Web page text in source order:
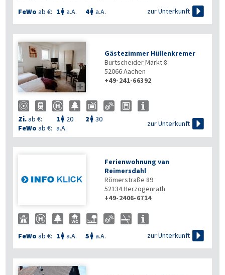
FeWo ab €: 1  a.A. 4 a.A. zur Unterkunft 

Gästezimmer Hüllenkremer
Burtscheider Markt 8
52066Aachen
+49-241-66392
Zi.ab €: 1  20 2  30
FeWo ab €: a.A.
zur Unterkunft 
Ferienwohnung van
Reimersdahl
Römerstraße 89
52134Herzogenrath
+49-2406-6714
FeWo ab €: 1  a.A. 5  a.A. zur Unterkunft 